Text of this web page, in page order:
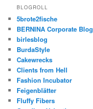
BLOGROLL
5brote2fische
BERNINA Corporate Blog
birlesblog
BurdaStyle
Cakewrecks
Clients from Hell
Fashion Incubator
Feigenblätter
Fluffy Fibers